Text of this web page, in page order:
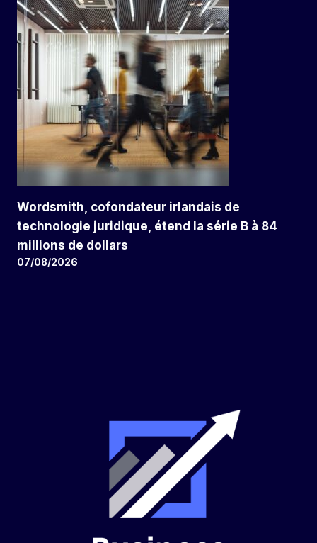
Wordsmith, cofondateur irlandais de
technologie juridique, étend la série B à 84
millions de dollars
07/08/2026